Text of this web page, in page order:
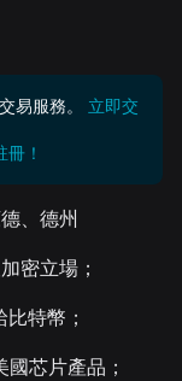
易服務。
立即交
冊！
、德州
密立場；
特幣；
芯片產品；